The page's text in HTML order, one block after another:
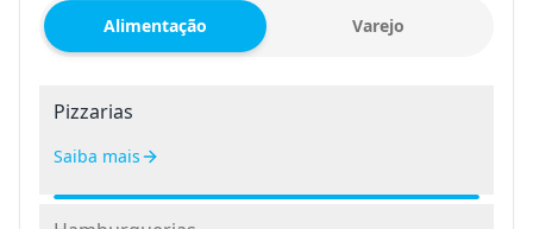
Alimentação Varejo
Pizzarias
Hamburguerias